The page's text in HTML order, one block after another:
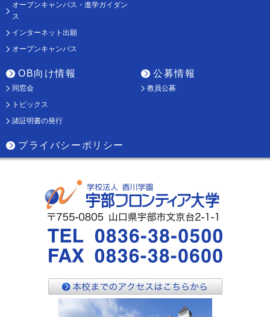
オープンキャンパス・進学ガイダン
ス
インターネット出願
オープンキャンパス
OB向け情報
同窓会
トピックス
諸証明書の発行
公募情報
教員公募
プライバシーポリシー